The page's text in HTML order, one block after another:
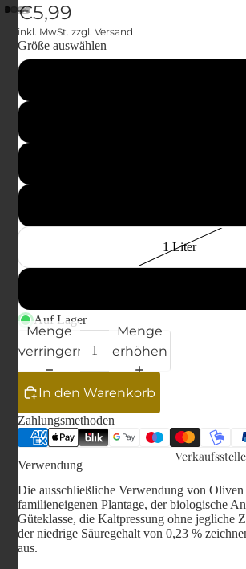
€5,99
inkl. MwSt. zzgl. Versand
Größe auswählen
1 Liter
Auf Lager
Menge
verringern
Menge
erhöhen
In den Warenkorb
Zahlungsmethoden
Verwendung
Die ausschließliche Verwendung von Oliven
familieneigenen Plantage, der biologische
Güteklasse, die Kaltpressung ohne jegliche
der niedrige Säuregehalt von 0,23 %
aus.